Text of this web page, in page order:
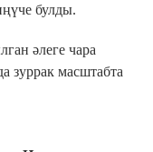
булды.
әлеге чара
зуррак масштабта